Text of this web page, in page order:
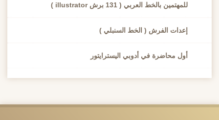
للمهتمين بالخط العربي ( 131 برش illustrator )
إعدات الفرش ( الخط السنبلي )
أول محاضرة في أدوبي اليسترايتور